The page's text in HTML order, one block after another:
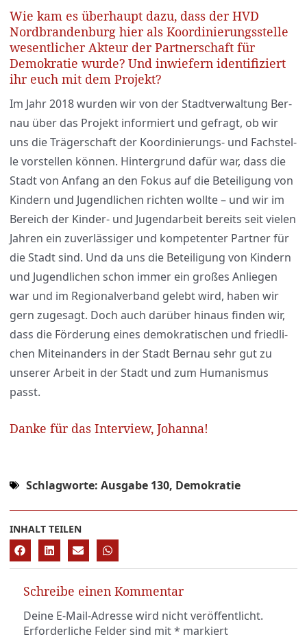
Wie kam es überhaupt dazu, dass der HVD
Nordbrandenburg hier als Koordinierungsstelle
wesentlicher Akteur der Partnerschaft für
Demokratie wurde? Und inwiefern identifiziert
ihr euch mit dem Projekt?
Im Jahr 2018 wur­den wir von der Stadt­ver­wal­tung Ber­
nau über das Pro­jekt infor­miert und gefragt, ob wir
uns die Trä­ger­schaft der Koor­di­nie­rungs- und Fach­stel­
le vor­stel­len kön­nen. Hin­ter­grund dafür war, dass die
Stadt von Anfang an den Fokus auf die Betei­li­gung von
Kin­dern und Jugend­li­chen rich­ten woll­te – und wir im
Bereich der Kin­der- und Jugend­ar­beit bereits seit vie­len
Jah­ren ein zuver­läs­si­ger und kom­pe­ten­ter Part­ner für
die Stadt sind. Und da uns die Betei­li­gung von Kin­dern
und Jugend­li­chen schon immer ein gro­ßes Anlie­gen
war und im Regio­nal­ver­band gelebt wird, haben wir
gern zuge­sagt. Doch auch dar­über hin­aus fin­den wir,
dass die För­de­rung eines demo­kra­ti­schen und fried­li­
chen Mit­ein­an­ders in der Stadt Ber­nau sehr gut zu
unse­rer Arbeit in der Stadt und zum Huma­nis­mus
passt.
Danke für das Interview, Johanna!
Schlagworte: Ausgabe 130, Demokratie
INHALT TEILEN
Schreibe einen Kommentar
Deine E-Mail-Adresse wird nicht veröffentlicht.
Erforderliche Felder sind mit* markiert